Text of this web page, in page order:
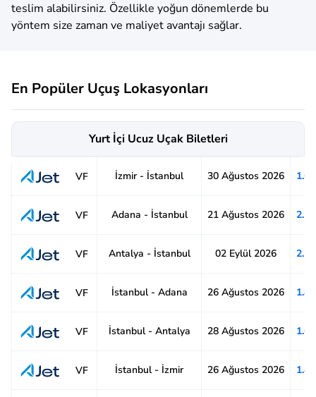
teslim alabilirsiniz. Özellikle yoğun dönemlerde bu
yöntem size zaman ve maliyet avantajı sağlar.
En Popüler Uçuş Lokasyonları
Yurt İçi Ucuz Uçak Biletleri
VF İzmir - İstanbul 30 Ağustos 2026
VF Adana - İstanbul 21 Ağustos 2026
VF Antalya - İstanbul 02 Eylül 2026
VF İstanbul - Adana 26 Ağustos 2026
VF İstanbul - Antalya 28 Ağustos 2026
VF İstanbul - İzmir 26 Ağustos 2026